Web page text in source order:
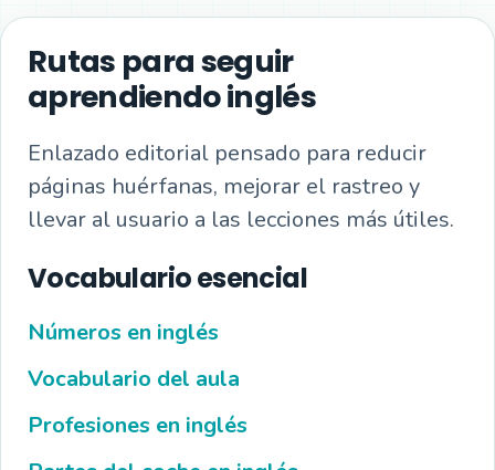
Rutas para seguir
aprendiendo inglés
Enlazado editorial pensado para reducir
páginas huérfanas, mejorar el rastreo y
llevar al usuario a las lecciones más útiles.
Vocabulario esencial
Números en inglés
Vocabulario del aula
Profesiones en inglés